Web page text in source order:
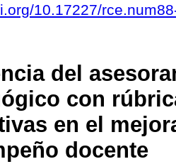
10.17227/
del
con
en el
docente